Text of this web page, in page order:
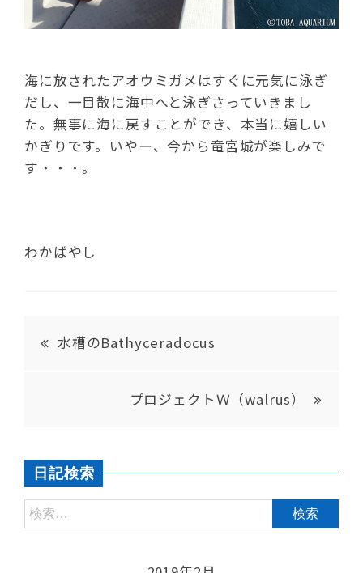
海に放されたアオウミガメはすぐに元気に泳ぎ
だし、一目散に海中へと泳ぎさっていきまし
た。無事に海に戻すことができ、本当に嬉しい
かぎりです。いやー、今から竜宮城が楽しみで
す・・・。
わかばやし
水槽のBathyceradocus
プロジェクトＷ（walrus）
日記検索